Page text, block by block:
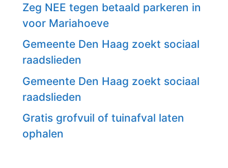
Zeg NEE tegen betaald parkeren in
voor Mariahoeve
Gemeente Den Haag zoekt sociaal
raadslieden
Gemeente Den Haag zoekt sociaal
raadslieden
Gratis grofvuil of tuinafval laten
ophalen